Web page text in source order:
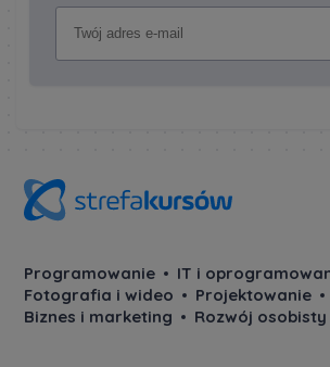
Programowanie
IT i
Fotografia i wideo
Projektowanie
Biznes i marketing
Rozwój osobisty